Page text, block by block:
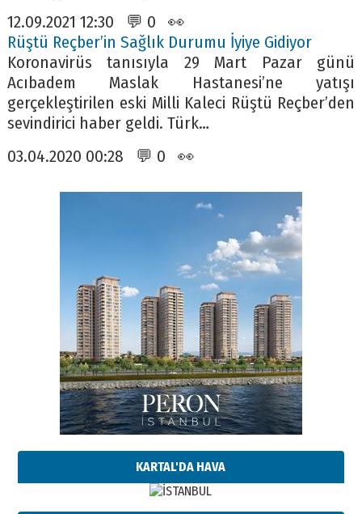
12.09.2021 12:30 💬 0 👀
Rüştü Reçber’in Sağlık Durumu İyiye Gidiyor
Koronavirüs tanısıyla 29 Mart Pazar günü
Acıbadem Maslak Hastanesi’ne yatışı
gerçekleştirilen eski Milli Kaleci Rüştü Reçber’den
sevindirici haber geldi. Türk…
03.04.2020 00:28 💬 0 👀
KARTAL'DA HAVA